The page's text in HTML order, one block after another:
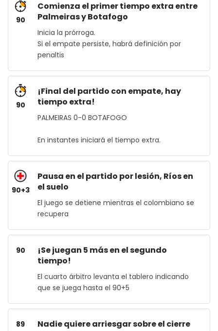
90
Comienza el primer tiempo extra entre
Palmeiras y Botafogo
Inicia la prórroga.
Si el empate persiste, habrá definición por
penaltis
90
¡Final del partido con empate, hay
tiempo extra!
PALMEIRAS 0-0 BOTAFOGO
En instantes iniciará el tiempo extra.
90+3
Pausa en el partido por lesión, Ríos en
el suelo
El juego se detiene mientras el colombiano se
recupera
90
¡Se juegan 5 más en el segundo
tiempo!
El cuarto árbitro levanta el tablero indicando
que se juega hasta el 90+5
89
Nadie quiere arriesgar sobre el cierre